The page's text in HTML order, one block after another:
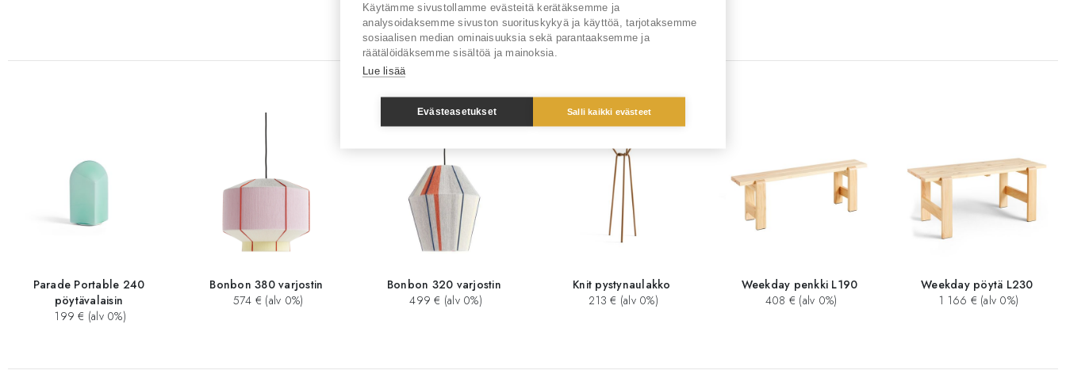
Tuotemerkki
Sinua saattaisi kiinnostaa myös
Parade Portable 240
pöytävalaisin
199 € (alv 0%)
Bonbon 380 varjostin
574 € (alv 0%)
Bonbon 320 varjostin
499 € (alv 0%)
Knit pystynaulakko
213 € (alv 0%)
Weekday penkki L190
408 € (alv 0%)
Weekday pöytä L230
1 166 € (alv 0%)
Käytämme sivustollamme evästeitä kerätäksemme ja
analysoidaksemme sivuston suorituskykyä ja käyttöä, tarjotaksemme
sosiaalisen median ominaisuuksia sekä parantaaksemme ja
räätälöidäksemme sisältöä ja mainoksia.
Lue lisää
Evästeasetukset Salli kaikki evästeet